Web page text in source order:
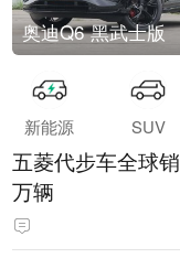
奥迪Q6 黑武士版
新能源 SUV
五菱代步车全球
万辆